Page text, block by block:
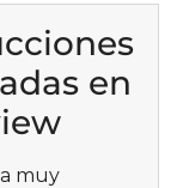
en
muy